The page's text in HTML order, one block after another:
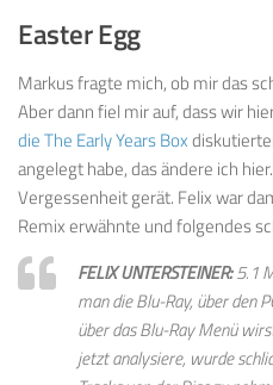
Easter Egg
Markus fragte mich, ob mir das
Aber dann fiel mir auf, dass wir
die The Early Years Box
angelegt habe, das ändere ich
Vergessenheit gerät. Felix war
Remix erwähnte und folgendes
FELIX UNTERSTEINER:5.1
man die Blu-Ray, über den
über das Blu-Ray Menü
jetzt analysiere, wurde